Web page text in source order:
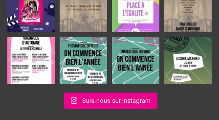
Suis-nous sur Instagram